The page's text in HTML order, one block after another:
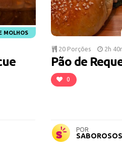
MOLHOS
20 Porções 2h
Pão de
0
POR
SABOROSOS